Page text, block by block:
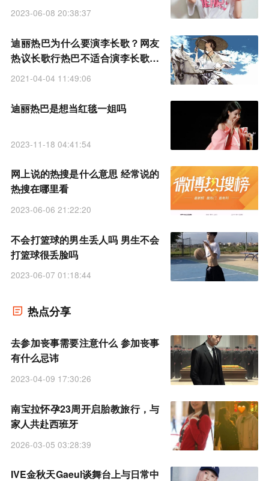
2023-06-08 20:38:37
迪丽热巴为什么要演李长歌？网友
热议长歌行热巴不适合演李长歌更
适合现代戏
2021-04-04 11:49:06
迪丽热巴是想当红毯一姐吗
2023-11-18 04:41:54
网上说的热搜是什么意思 经常说的
热搜在哪里看
2023-06-06 21:22:20
不会打篮球的男生丢人吗 男生不会
打篮球很丢脸吗
2023-06-07 01:18:44
热点分享
去参加丧事需要注意什么 参加丧事
有什么忌讳
2023-04-09 17:30:26
南宝拉怀孕23周开启胎教旅行，与
家人共赴西班牙
2026-03-05 03:28:39
IVE金秋天Gaeul谈舞台上与日常中